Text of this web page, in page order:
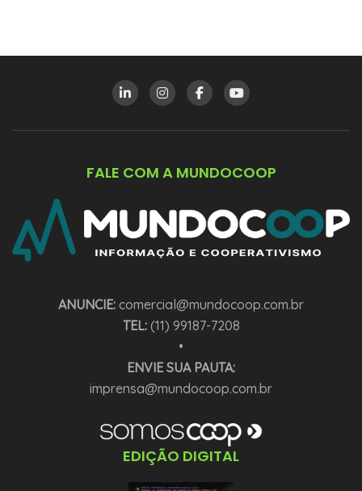
FALE COM A MUNDOCOOP
ANUNCIE: comercial@mundocoop.com.br
TEL:(11) 99187-7208
•
ENVIE SUA PAUTA:
imprensa@mundocoop.com.br
EDIÇÃO DIGITAL